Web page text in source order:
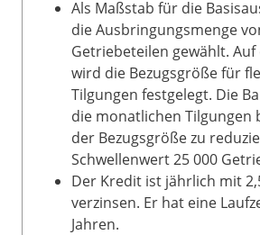
Als Maßstab für die
die Ausbringungsmenge
Getriebeteilen gewählt. Auf
wird die Bezugsgröße für
Tilgungen festgelegt. Die
die monatlichen Tilgungen
der Bezugsgröße zu
Schwellenwert 25 000
Der Kredit ist jährlich mit
verzinsen. Er hat eine
Jahren.